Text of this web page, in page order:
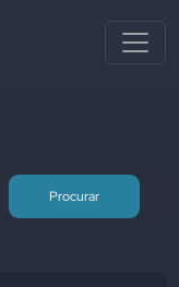
Procurar